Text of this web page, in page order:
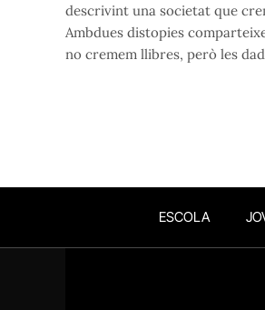
descrivint una societat que
Ambdues distopies
no cremem llibres, però les
ESCOLA